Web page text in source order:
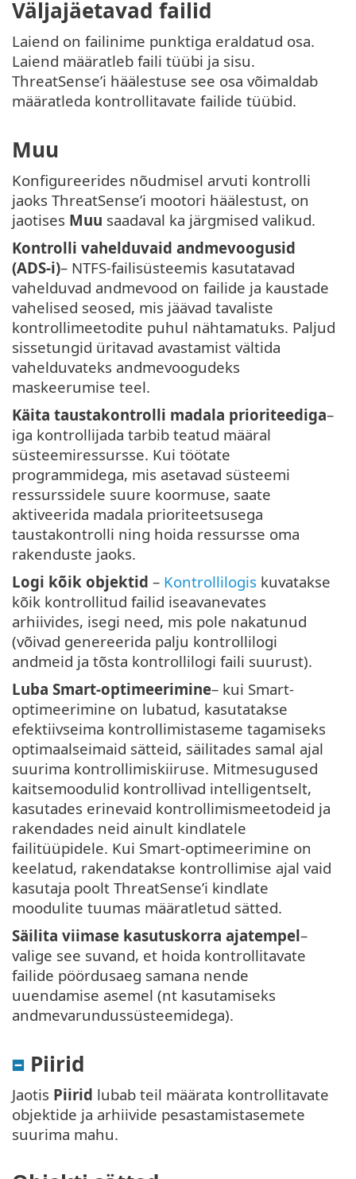
Väljajäetavad failid
Laiend on failinime punktiga eraldatud osa.
Laiend määratleb faili tüübi ja sisu.
ThreatSense’i häälestuse see osa võimaldab
määratleda kontrollitavate failide tüübid.
Muu
Konfigureerides nõudmisel arvuti kontrolli
jaoks ThreatSense’i mootori häälestust, on
jaotises Muu saadaval ka järgmised valikud.
Kontrolli vahelduvaid andmevoogusid
(ADS-i)– NTFS-failisüsteemis kasutatavad
vahelduvad andmevood on failide ja kaustade
vahelised seosed, mis jäävad tavaliste
kontrollimeetodite puhul nähtamatuks. Paljud
sissetungid üritavad avastamist vältida
vahelduvateks andmevoogudeks
maskeerumise teel.
Käita taustakontrolli madala prioriteediga–
iga kontrollijada tarbib teatud määral
süsteemiressursse. Kui töötate
programmidega, mis asetavad süsteemi
ressurssidele suure koormuse, saate
aktiveerida madala prioriteetsusega
taustakontrolli ning hoida ressursse oma
rakenduste jaoks.
Logi kõik objektid – Kontrollilogis kuvatakse
kõik kontrollitud failid iseavanevates
arhiivides, isegi need, mis pole nakatunud
(võivad genereerida palju kontrollilogi
andmeid ja tõsta kontrollilogi faili suurust).
Luba Smart-optimeerimine– kui Smart-
optimeerimine on lubatud, kasutatakse
efektiivseima kontrollimistaseme tagamiseks
optimaalseimaid sätteid, säilitades samal ajal
suurima kontrollimiskiiruse. Mitmesugused
kaitsemoodulid kontrollivad intelligentselt,
kasutades erinevaid kontrollimismeetodeid ja
rakendades neid ainult kindlatele
failitüüpidele. Kui Smart-optimeerimine on
keelatud, rakendatakse kontrollimise ajal vaid
kasutaja poolt ThreatSense’i kindlate
moodulite tuumas määratletud sätted.
Säilita viimase kasutuskorra ajatempel–
valige see suvand, et hoida kontrollitavate
failide pöördusaeg samana nende
uuendamise asemel (nt kasutamiseks
andmevarundussüsteemidega).
Piirid
Jaotis Piirid lubab teil määrata kontrollitavate
objektide ja arhiivide pesastamistasemete
suurima mahu.